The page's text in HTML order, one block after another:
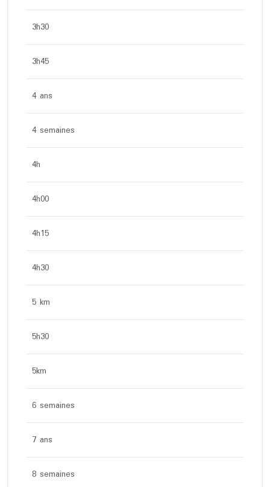
3h30
3h45
4 ans
4 semaines
4h
4h00
4h15
4h30
5 km
5h30
5km
6 semaines
7 ans
8 semaines